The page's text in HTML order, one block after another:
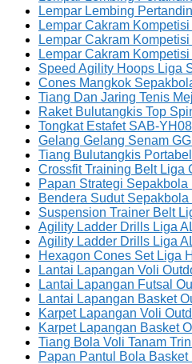
Lempar Lembing
Lempar Cakram
Lempar Cakram
Lempar Cakram
Speed Agility Hoops Liga
Cones Mangkok
Tiang Dan Jaring Tenis
Raket Bulutangkis Top
Tongkat Estafet SAB-
Gelang Gelang Senam
Tiang Bulutangkis
Crossfit Training Belt Liga
Papan Strategi
Bendera Sudut
Suspension Trainer Belt
Agility Ladder Drills Liga
Agility Ladder Drills Liga
Hexagon Cones Set Liga
Lantai Lapangan Voli
Lantai Lapangan Futsal
Lantai Lapangan Basket
Karpet Lapangan Voli
Karpet Lapangan Basket
Tiang Bola Voli Tanam
Papan Pantul Bola Basket